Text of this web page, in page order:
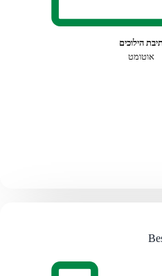
הילוכים
אוטומט